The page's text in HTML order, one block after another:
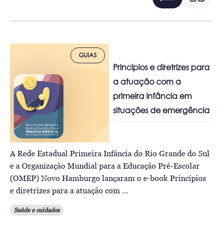
GUIAS
Princípios e diretrizes para
a atuação com a
primeira infância em
situações de emergência
A Rede Estadual Primeira Infância do Rio Grande do Sul
e a Organização Mundial para a Educação Pré-Escolar
(OMEP) Novo Hamburgo lançaram o e-book Princípios
e diretrizes para a atuação com …
Saúde e cuidados